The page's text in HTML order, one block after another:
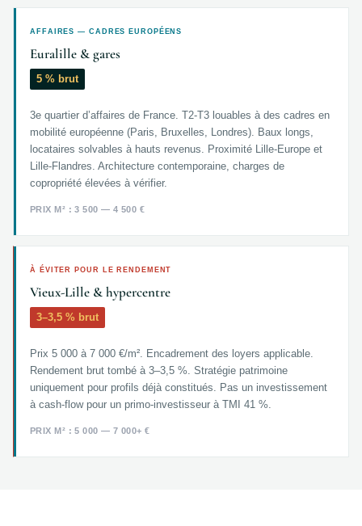
AFFAIRES — CADRES EUROPÉENS
Euralille & gares
5 % brut
3e quartier d’affaires de France. T2-T3 louables à des cadres en
mobilité européenne (Paris, Bruxelles, Londres). Baux longs,
locataires solvables à hauts revenus. Proximité Lille-Europe et
Lille-Flandres. Architecture contemporaine, charges de
copropriété élevées à vérifier.
PRIX M² : 3 500 — 4 500 €
À ÉVITER POUR LE RENDEMENT
Vieux-Lille & hypercentre
3–3,5 % brut
Prix 5 000 à 7 000 €/m². Encadrement des loyers applicable.
Rendement brut tombé à 3–3,5 %. Stratégie patrimoine
uniquement pour profils déjà constitués. Pas un investissement
à cash-flow pour un primo-investisseur à TMI 41 %.
PRIX M² : 5 000 — 7 000+ €